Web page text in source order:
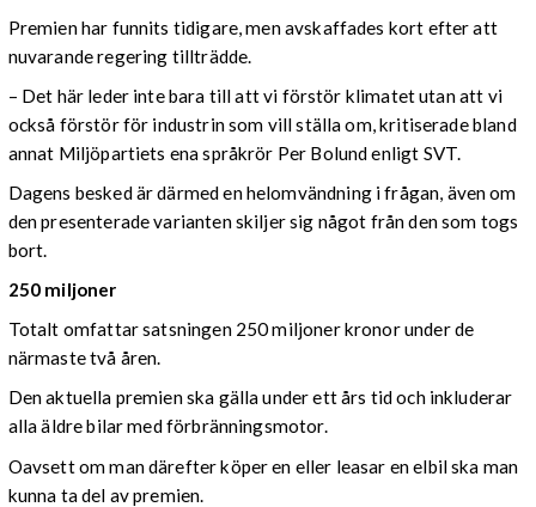
Premien har funnits tidigare, men avskaffades kort efter att
nuvarande regering tillträdde.
– Det här leder inte bara till att vi förstör klimatet utan att vi
också förstör för industrin som vill ställa om, kritiserade bland
annat Miljöpartiets ena språkrör Per Bolund enligt SVT.
Dagens besked är därmed en helomvändning i frågan, även om
den presenterade varianten skiljer sig något från den som togs
bort.
250 miljoner
Totalt omfattar satsningen 250 miljoner kronor under de
närmaste två åren.
Den aktuella premien ska gälla under ett års tid och inkluderar
alla äldre bilar med förbränningsmotor.
Oavsett om man därefter köper en eller leasar en elbil ska man
kunna ta del av premien.